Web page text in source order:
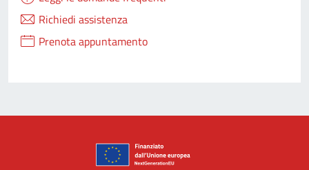
Richiedi assistenza
Prenota appuntamento